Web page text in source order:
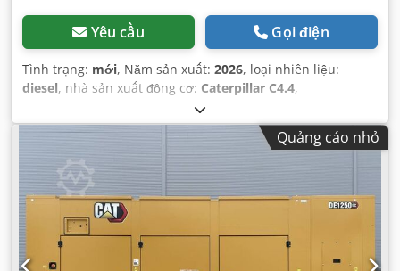
Yêu cầu Gọi điện
Tình trạng: mới, Năm sản xuất: 2026, loại nhiên liệu:
diesel, nhà sản xuất động cơ: Caterpillar C4.4,
Quảng cáo nhỏ